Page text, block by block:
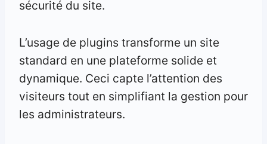
sécurité du site.
L’usage de plugins transforme un site
standard en une plateforme solide et
dynamique. Ceci capte l’attention des
visiteurs tout en simplifiant la gestion pour
les administrateurs.